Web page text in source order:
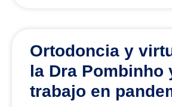
Ortodoncia y
la Dra Pombinho
trabajo en